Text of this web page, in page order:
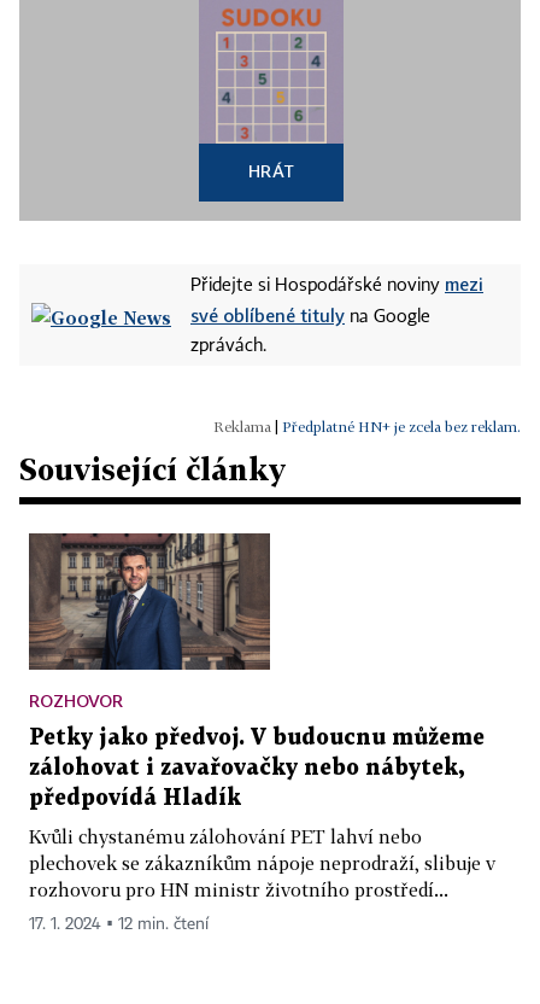
HRÁT
Přidejte si Hospodářské noviny mezi
své oblíbené tituly na Google
zprávách.
Předplatné HN+ je zcela bez reklam.
Související články
ROZHOVOR
Petky jako předvoj. V budoucnu můžeme
zálohovat i zavařovačky nebo nábytek,
předpovídá Hladík
Kvůli chystanému zálohování PET lahví nebo
plechovek se zákazníkům nápoje neprodraží, slibuje v
rozhovoru pro HN ministr životního prostředí...
17. 1. 2024 ▪ 12 min. čtení